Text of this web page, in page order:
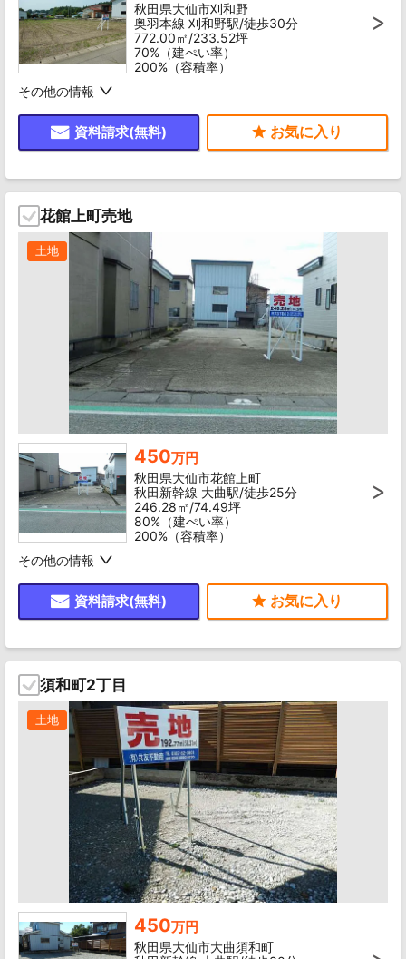
秋田県大仙市刈和野
奥羽本線 刈和野駅/徒歩30分
772.00㎡/233.52坪
70%（建ぺい率）
200%（容積率）
その他の情報
資料請求(無料)
花館上町売地
土地
450万円
秋田県大仙市花館上町
秋田新幹線 大曲駅/徒歩25分
246.28㎡/74.49坪
80%（建ぺい率）
200%（容積率）
その他の情報
資料請求(無料)
須和町2丁目
土地
450万円
秋田県大仙市大曲須和町